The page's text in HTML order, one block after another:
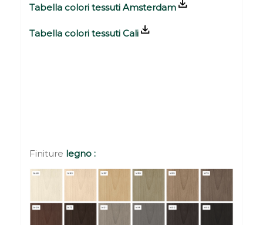
Tabella colori tessuti Amsterdam
Tabella colori tessuti Cali
Finiture legno :